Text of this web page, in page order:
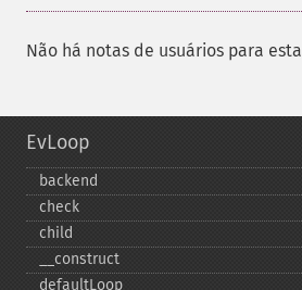
Não há notas de usuários para
EvLoop
backend
check
child
_​_​construct
defaultLoop